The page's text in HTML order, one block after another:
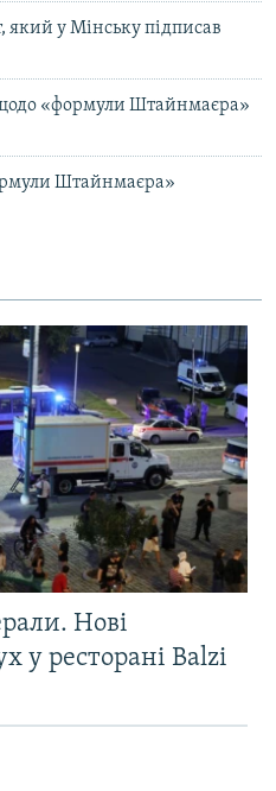
у Мінську підписав
«формули Штайнмаєра»
Штайнмаєра»
Нові
у ресторані Balzi